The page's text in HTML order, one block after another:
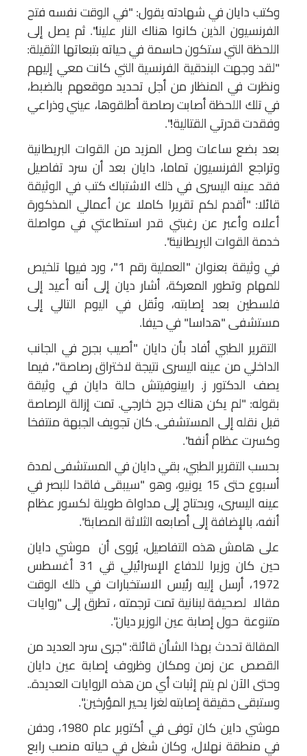
وكتب دايان في شهادته يقول: "في الوقت نفسه فتح
الفرنسيون الذين كانوا هناك النار علينا". ثم يصل إلى
اللحظة التي ستكون حاسمة في حياته بتبعاتها الثقيلة:
"لقد وجهت البندقية الفرنسية التي كانت معي إليهم
ونظرت في المنظار من أجل تحديد موقعهم بالضبط،
في تلك اللحظة أصابت رصاصة أطلقوها، عيني وذراعي
وفقدت قدرتي القتالية!".
بعد بضع ساعات وصل المزيد من القوات البريطانية
وتراجع الفرنسيون تماما، دايان بعد أن سرد تفاصيل
فقد عينه اليسرى في ذلك الاشتباك كتب في الوثيقة
قائلا: "أقدم لكم تقريرا كاملا عن أعمالي المذكورة
أعلاه وأعبر عن رغبتي قدر استطاعتي في مواصلة
خدمة القوات البريطانية".
في وثيقة بعنوان "العملية رقم 1"، ورد فيها تلخيص
للمهام وتطور المعركة، أشار ديان إلى أنه أعيد إلى
فلسطين بعد إصابته، ونُقل في اليوم التالي إلى
مستشفى "هداسا" في حيفا.
التقرير الطبي أفاد بأن دايان "أصيب بجرح في الجانب
الداخلي من عينه اليسرى نتيجة لاختراق رصاصة"، فيما
يصف الدكتور ز. رابينوفيتش حالة دايان في وثيقة
بقوله: "لم يكن هناك جرح خارجي. تمت إزالة الرصاصة
قبل نقله إلى المستشفى. كان تجويف الجبهة منتفخا
وكسرت عظام أنفه".
بحسب التقرير الطبي، بقي دايان في المستشفى لمدة
أسبوع حتى 15 يونيو، وهو "سيبقى فاقدا للبصر في
عينه اليسرى، ويحتاج إلى مداواة طويلة لكسور عظام
أنفه، بالإضافة إلى أصابعه الثلاثة المصابة".
على هامش هذه التفاصيل، يُروى أن موشي دايان
حين كان وزيرا للدفاع الإسرائيلي قي 31 أغسطس
1972، أرسل إليه رئيس الاستخبارات في ذلك الوقت
مقالا لصحيفة لبنانية تمت ترجمته ، تطرق إلى "روايات
متنوعة حول إصابة عين الوزير ديان".
المقالة تحدث بهذا الشأن قائلة: "جرى سرد العديد من
القصص عن زمن ومكان وظروف إصابة عين دايان
وحتى الآن لم يتم إثبات أي من هذه الروايات العديدة..
وستبقى حقيقة إصابته لغزا يحير المؤرخين".
موشي داين كان توفى في أكتوبر عام 1980، ودفن
في منطقة نهلال، وكان شغل في حياته منصب رابع